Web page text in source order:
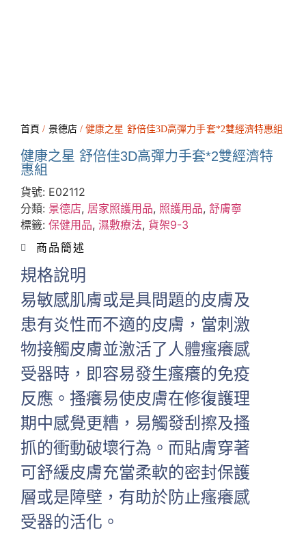
首頁 / 景德店/ 健康之星 舒倍佳3D高彈力手套*2雙經濟特惠組
健康之星 舒倍佳3D高彈力手套*2雙經濟特
惠組
貨號: E02112
分類: 景德店, 居家照護用品, 照護用品, 舒膚寧
標籤: 保健用品, 濕敷療法, 貨架9-3
商品簡述
規格說明
易敏感肌膚或是具問題的皮膚及
患有炎性而不適的皮膚，當刺激
物接觸皮膚並激活了人體瘙癢感
受器時，即容易發生瘙癢的免疫
反應。搔癢易使皮膚在修復護理
期中感覺更糟，易觸發刮擦及搔
抓的衝動破壞行為。而貼膚穿著
可舒緩皮膚充當柔軟的密封保護
層或是障壁，有助於防止瘙癢感
受器的活化。